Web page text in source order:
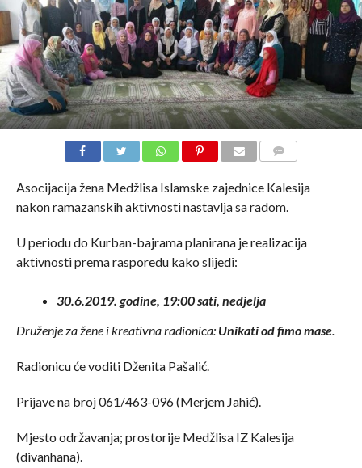
Asocijacija žena Medžlisa Islamske zajednice Kalesija
nakon ramazanskih aktivnosti nastavlja sa radom.
U periodu do Kurban-bajrama planirana je realizacija
aktivnosti prema rasporedu kako slijedi:
30.6.2019. godine, 19:00 sati, nedjelja
Druženje za žene i kreativna radionica: Unikati od fimo mase.
Radionicu će voditi Dženita Pašalić.
Prijave na broj 061/463-096 (Merjem Jahić).
Mjesto održavanja; prostorije Medžlisa IZ Kalesija
(divanhana).